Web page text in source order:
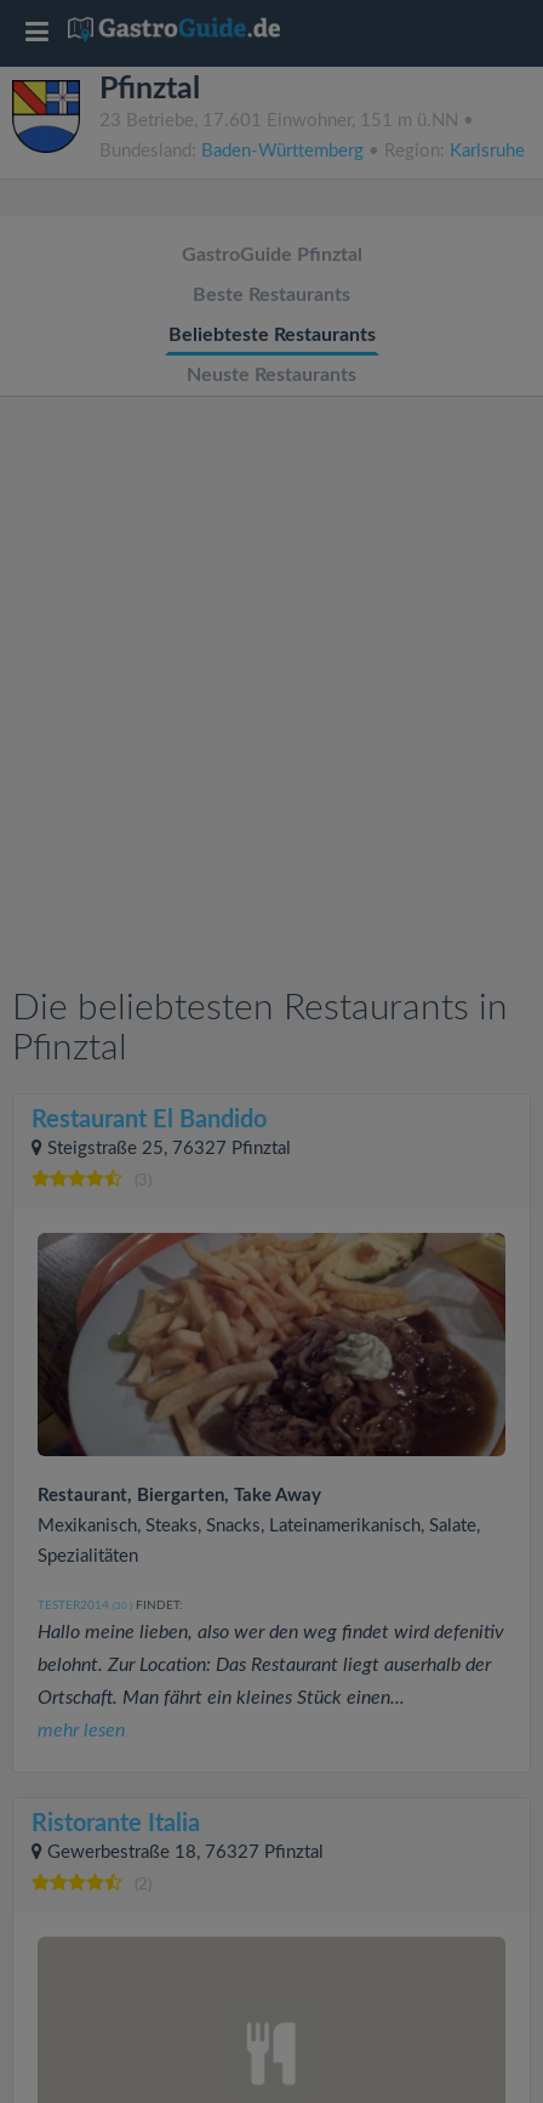
Pfinztal
23 Betriebe, 17.601 Einwohner, 151 m ü.NN •
Bundesland: Baden-Württemberg • Region: Karlsruhe
GastroGuide Pfinztal
Beste Restaurants
Beliebteste Restaurants
Neuste Restaurants
Die beliebtesten Restaurants in
Pfinztal
Restaurant El Bandido
Steigstraße 25, 76327 Pfinztal
(3)
Restaurant, Biergarten, Take Away
Mexikanisch, Steaks, Snacks, Lateinamerikanisch, Salate,
Spezialitäten
TESTER2014 (30 ) FINDET:
Hallo meine lieben, also wer den weg findet wird defenitiv
belohnt. Zur Location: Das Restaurant liegt auserhalb der
Ortschaft. Man fährt ein kleines Stück einen...
mehr lesen
Ristorante Italia
Gewerbestraße 18, 76327 Pfinztal
(2)
T
o
g